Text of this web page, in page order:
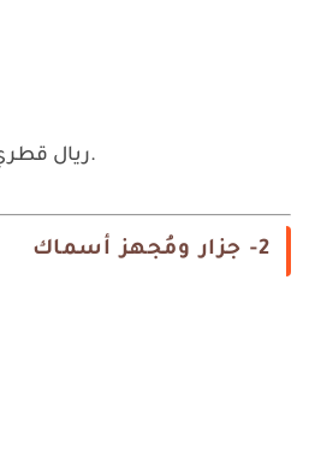
2,500 – 3,000 ريال قطري شهرياً.
2- جزار ومُجهز أسماك